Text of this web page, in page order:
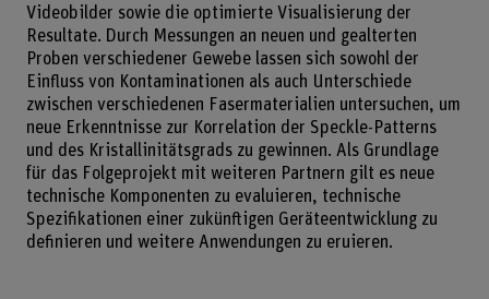
Videobilder sowie die optimierte Visualisierung der
Resultate. Durch Messungen an neuen und gealterten
Proben verschiedener Gewebe lassen sich sowohl der
Einfluss von Kontaminationen als auch Unterschiede
zwischen verschiedenen Fasermaterialien untersuchen, um
neue Erkenntnisse zur Korrelation der Speckle-Patterns
und des Kristallinitätsgrads zu gewinnen. Als Grundlage
für das Folgeprojekt mit weiteren Partnern gilt es neue
technische Komponenten zu evaluieren, technische
Spezifikationen einer zukünftigen Geräteentwicklung zu
definieren und weitere Anwendungen zu eruieren.